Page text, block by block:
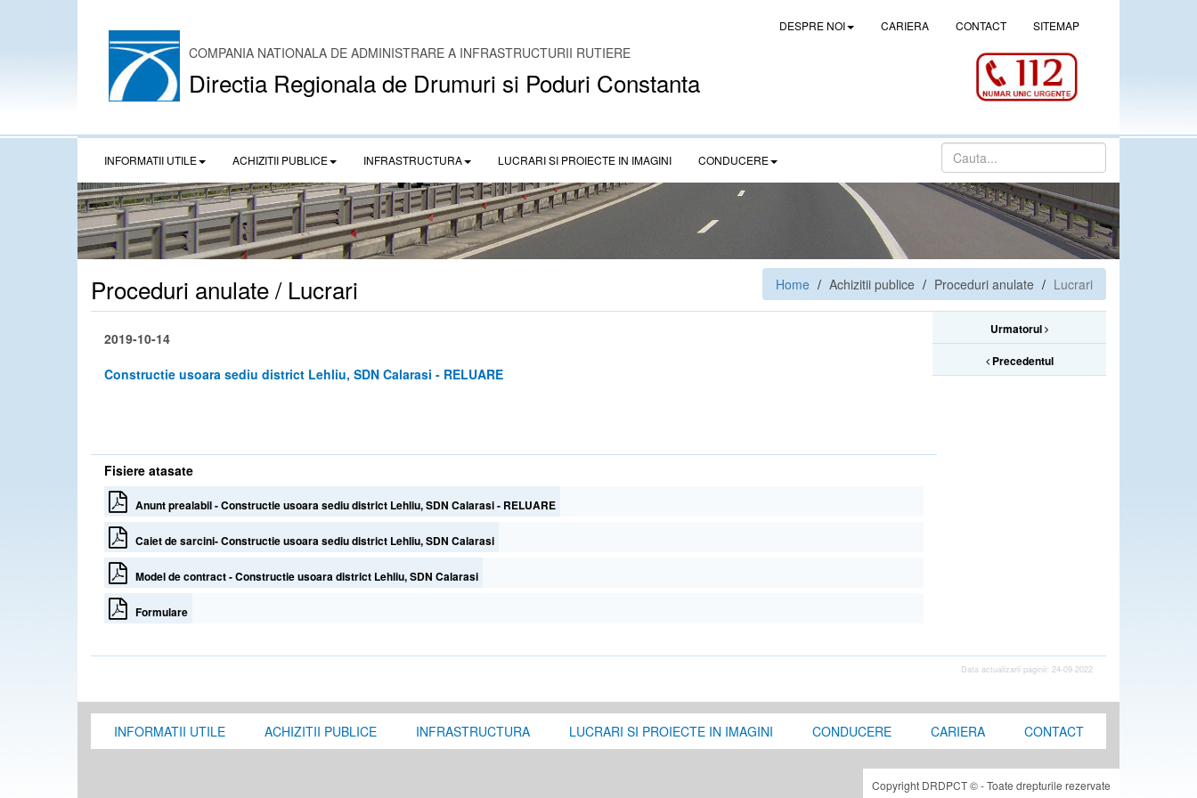
DESPRE NOI CARIERA CONTACT SITEMAP
COMPANIA NATIONALA DE ADMINISTRARE A INFRASTRUCTURII RUTIERE
Directia Regionala de Drumuri si Poduri Constanta
INFORMATII UTILE ACHIZITII PUBLICE INFRASTRUCTURA LUCRARI SI PROIECTE IN IMAGINI CONDUCERE
Proceduri anulate / Lucrari Home Achizitii publice Proceduri anulate Lucrari
2019-10-14
Constructie usoara sediu district Lehliu, SDN Calarasi - RELUARE
Urmatorul
Precedentul
Fisiere atasate
Anunt prealabil - Constructie usoara sediu district Lehliu, SDN Calarasi - RELUARE
Caiet de sarcini- Constructie usoara sediu district Lehliu, SDN Calarasi
Model de contract - Constructie usoara district Lehliu, SDN Calarasi
Formulare
Data actualizarii paginii: 24-09-2022
INFORMATII UTILE ACHIZITII PUBLICE INFRASTRUCTURA LUCRARI SI PROIECTE IN IMAGINI CONDUCERE CARIERA CONTACT
Copyright DRDPCT © - Toate drepturile rezervate